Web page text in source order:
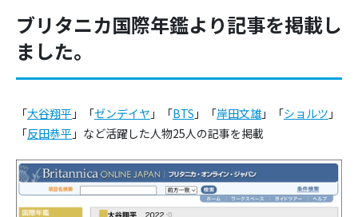
ブリタニカ国際年鑑より記事を掲載し
ました。
「大谷翔平 」「ゼンデイヤ 」「BTS 」「岸田文雄 」「ショルツ 」
「反田恭平 」など活躍した人物25人の記事を掲載